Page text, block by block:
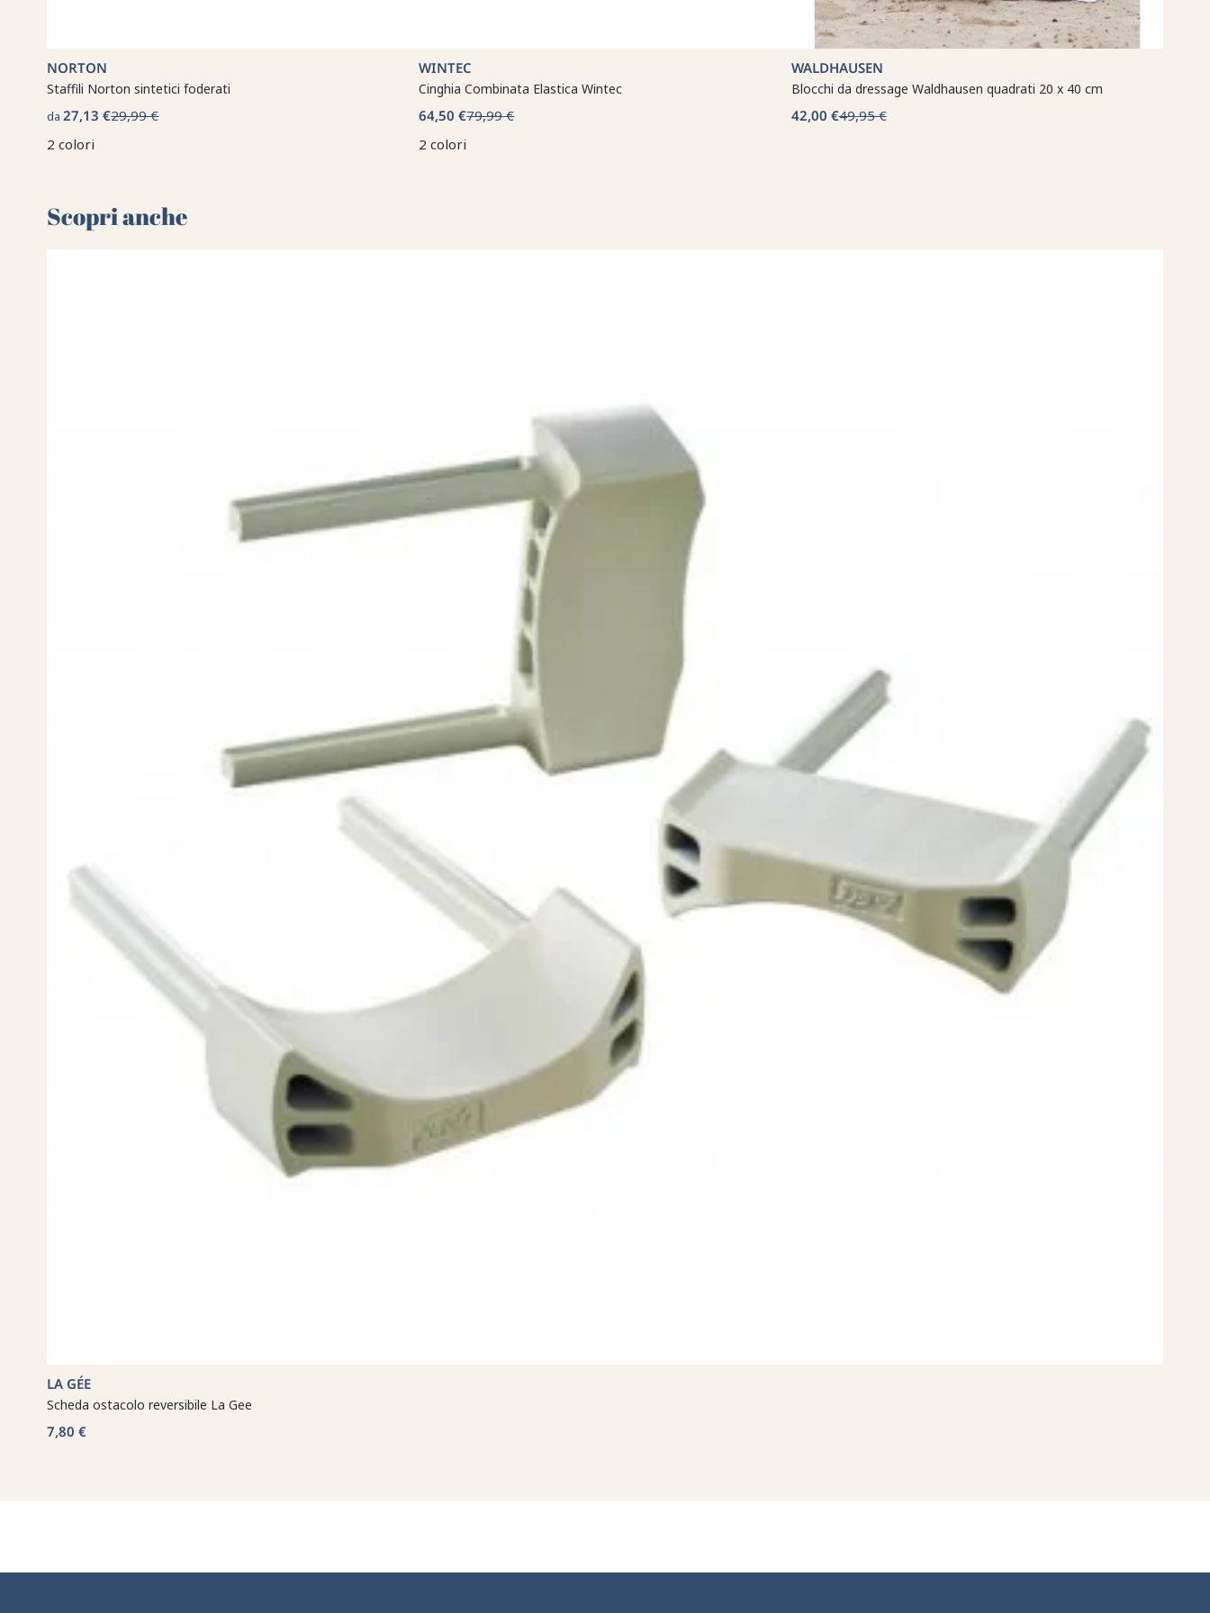
NORTON
Staffili Norton sintetici foderati
da27,13 €29,99 €
2 colori
WINTEC
Cinghia Combinata Elastica Wintec
64,50 €79,99 €
2 colori
WALDHAUSEN
Blocchi da dressage Waldhausen quadrati 20 x 40 cm
42,00 €49,95 €
Scopri anche 🌻
LA GÉE
Scheda ostacolo reversibile La Gee
7,80 €